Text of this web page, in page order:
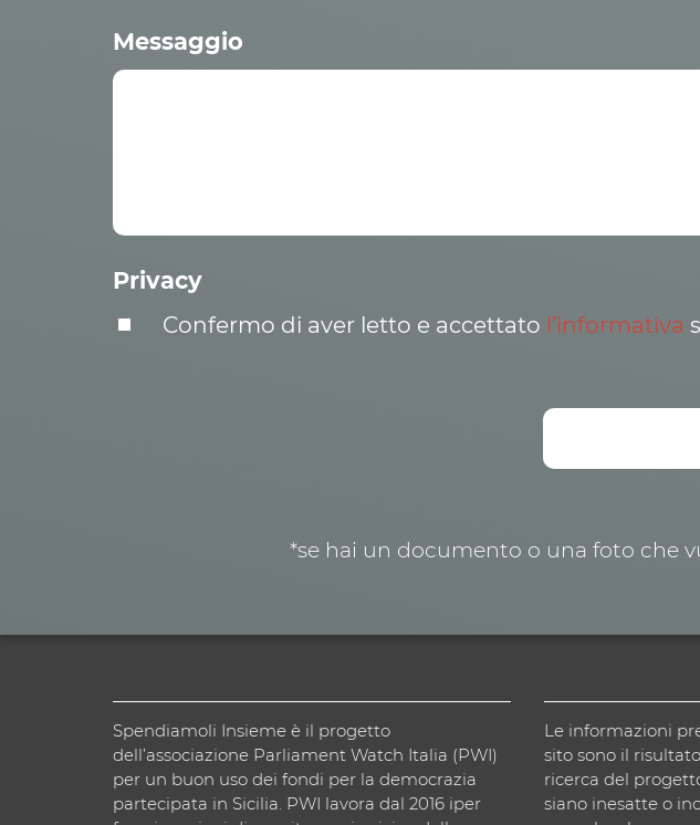
Messaggio
Privacy
Confermo di aver letto e accettato l’informativa
*se hai un documento o una foto che
Spendiamoli Insieme è il progetto
dell’associazione Parliament Watch Italia (PWI)
per un buon uso dei fondi per la democrazia
partecipata in Sicilia. PWI lavora dal 2016 iper
Le informazioni
sito sono il
ricerca del
siano inesatte o